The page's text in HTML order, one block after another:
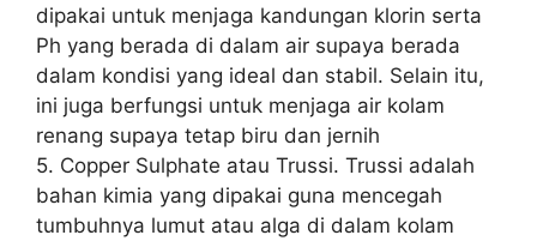
dipakai untuk menjaga kandungan klorin serta
Ph yang berada di dalam air supaya berada
dalam kondisi yang ideal dan stabil. Selain itu,
ini juga berfungsi untuk menjaga air kolam
renang supaya tetap biru dan jernih
5. Copper Sulphate atau Trussi. Trussi adalah
bahan kimia yang dipakai guna mencegah
tumbuhnya lumut atau alga di dalam kolam